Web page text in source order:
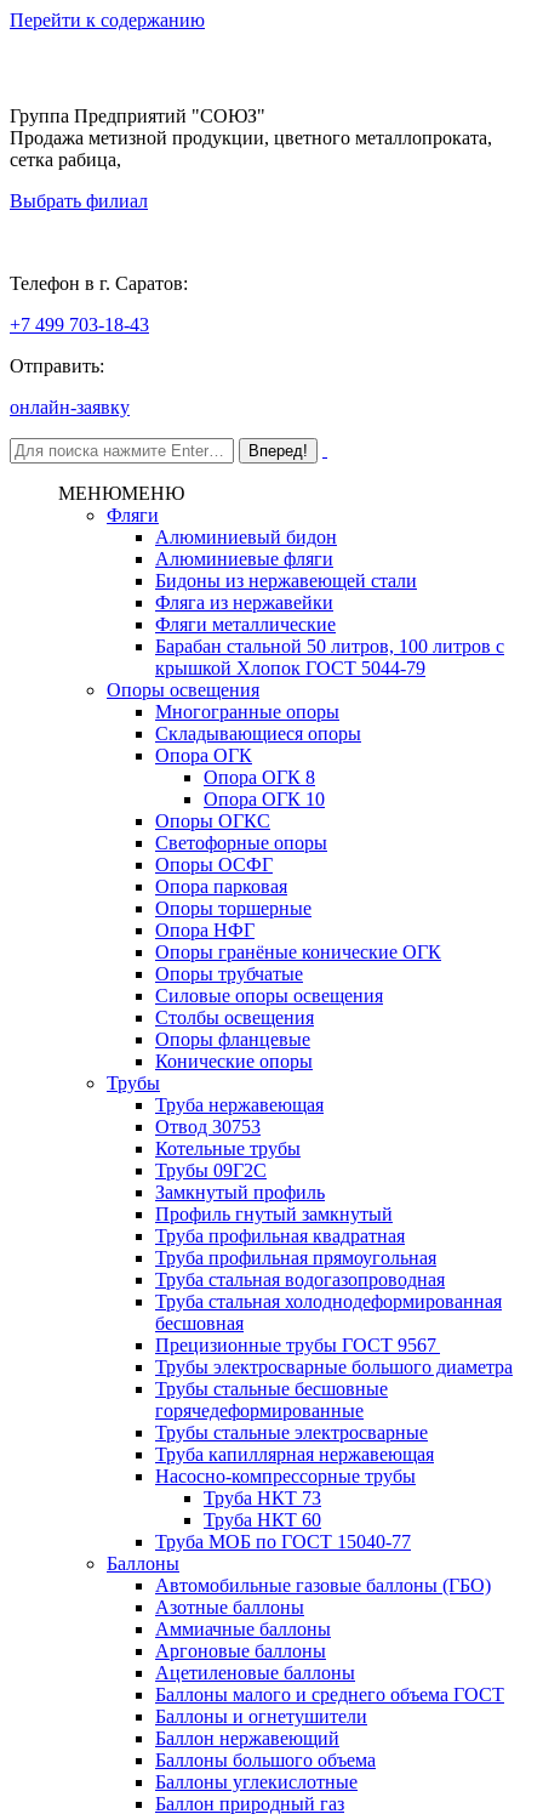
Перейти к содержанию
Группа Предприятий "СОЮЗ"
Продажа метизной продукции, цветного металлопроката,
сетка рабица,
Выбрать филиал
Телефон в г. Саратов:
+7 499 703-18-43
Отправить:
онлайн-заявку
МЕНЮМЕНЮ
Фляги
Алюминиевый бидон
Алюминиевые фляги
Бидоны из нержавеющей стали
Фляга из нержавейки
Фляги металлические
Барабан стальной 50 литров, 100 литров с
крышкой Хлопок ГОСТ 5044-79
Опоры освещения
Многогранные опоры
Складывающиеся опоры
Опора ОГК
Опора ОГК 8
Опора ОГК 10
Опоры ОГКС
Светофорные опоры
Опоры ОСФГ
Опора парковая
Опоры торшерные
Опора НФГ
Опоры гранёные конические ОГК
Опоры трубчатые
Силовые опоры освещения
Столбы освещения
Опоры фланцевые
Конические опоры
Трубы
Труба нержавеющая
Отвод 30753
Котельные трубы
Трубы 09Г2С
Замкнутый профиль
Профиль гнутый замкнутый
Труба профильная квадратная
Труба профильная прямоугольная
Труба стальная водогазопроводная
Труба стальная холоднодеформированная
бесшовная
Прецизионные трубы ГОСТ 9567
Трубы электросварные большого диаметра
Трубы стальные бесшовные
горячедеформированные
Трубы стальные электросварные
Труба капиллярная нержавеющая
Насосно-компрессорные трубы
Труба НКТ 73
Труба НКТ 60
Труба МОБ по ГОСТ 15040-77
Баллоны
Автомобильные газовые баллоны (ГБО)
Азотные баллоны
Аммиачные баллоны
Аргоновые баллоны
Ацетиленовые баллоны
Баллоны малого и среднего объема ГОСТ
Баллоны и огнетушители
Баллон нержавеющий
Баллоны большого объема
Баллоны углекислотные
Баллон природный газ